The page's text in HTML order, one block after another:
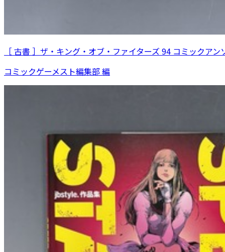
［ 古書 ］ザ・キング・オブ・ファイターズ 94 コミックアン
コミックゲーメスト編集部 編